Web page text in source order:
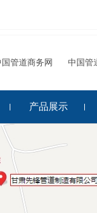
国管道商务网 中国管
产品展示